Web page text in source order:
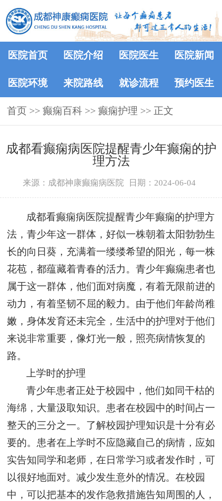
医院首页 医院介绍 医院医生 医院新闻
医院环境 来院路线 就诊流程 预约医生
首页 >> 癫痫百科 >> 癫痫护理 >> 正文
成都看癫痫病医院提醒青少年癫痫的护
理方法
来源：成都神康癫痫病医院 日期：2024-06-04
成都看癫痫病医院提醒青少年癫痫的护理方
法，青少年这一群体，好似一株朝着太阳勃勃生
长的向日葵，充满着一缕缕希望的阳光，每一株
花苞，都蕴藏着青春的活力。青少年癫痫患者也
属于这一群体，他们面对病魔，有着无限前进的
动力，有着坚韧不屈的毅力。由于他们年龄尚稚
嫩，身体发育还未完全，生活中的护理对于他们
来说非常重要，像灯光一般，照亮病情恢复的
路。
上学时的护理
青少年患者正处于校园中，他们如同干枯的
海绵，大量汲取知识。患者在校园中的时间占一
整天的三分之一。了解校园护理知识是十分有必
要的。患者在上学时不应隐藏自己的病情，应如
实告知同学和老师，在日常学习或者发作时，可
以很好地面对。减少发生意外的情况。在校园
中，可以把基本的发作急救措施告知周围的人，